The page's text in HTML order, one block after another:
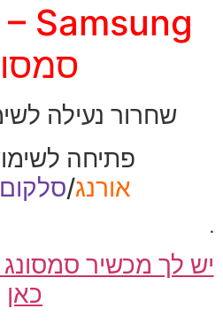
שחרור נעילה
פתיחה
אורנג/סלקום
.
יש לך מכשיר
כאן